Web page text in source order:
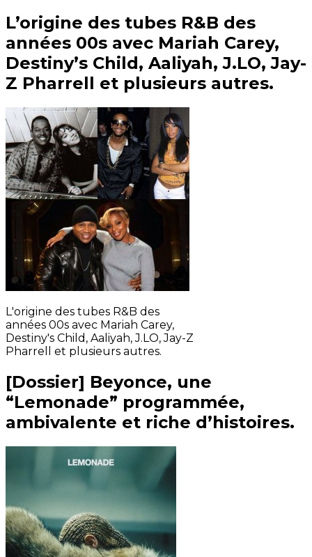
L’origine des tubes R&B des
années 00s avec Mariah Carey,
Destiny’s Child, Aaliyah, J.LO, Jay-
Z Pharrell et plusieurs autres.
L'origine des tubes R&B des
années 00s avec Mariah Carey,
Destiny's Child, Aaliyah, J.LO, Jay-Z
Pharrell et plusieurs autres.
[Dossier] Beyonce, une
“Lemonade” programmée,
ambivalente et riche d’histoires.